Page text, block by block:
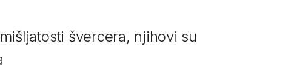
švercera, njihovi su